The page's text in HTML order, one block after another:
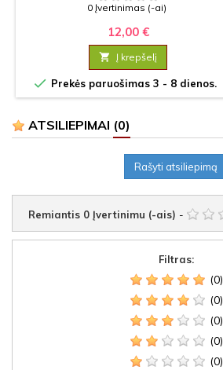
0 Įvertinimas (-ai)
12,00 €
 Į krepšelį
 Prekės paruošimas 3 - 8 dienos.
ATSILIEPIMAI (0)
Rašyti atsiliepimą
Remiantis 0 Įvertinimu (-ais) -
Filtras:
(0)
(0)
(0)
(0)
(0)